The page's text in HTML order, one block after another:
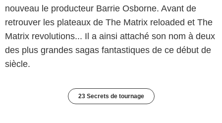
nouveau le producteur Barrie Osborne. Avant de
retrouver les plateaux de The Matrix reloaded et The
Matrix revolutions... Il a ainsi attaché son nom à deux
des plus grandes sagas fantastiques de ce début de
siècle.
23 Secrets de tournage